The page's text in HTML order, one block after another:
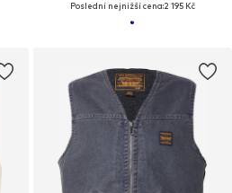
Poslední nejnižší cena:2 195 Kč